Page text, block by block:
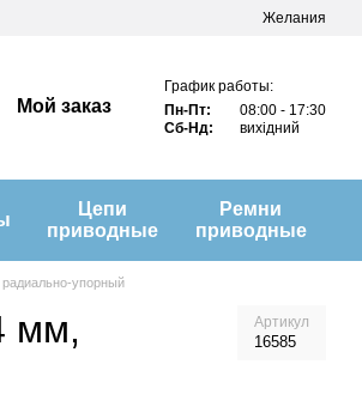
Желания
Мой заказ
График работы:
Пн-Пт:
08:00 - 17:30
Сб-Нд:
вихідний
Цепи
приводные
Ремни
приводные
упорный
мм,
Артикул
16585